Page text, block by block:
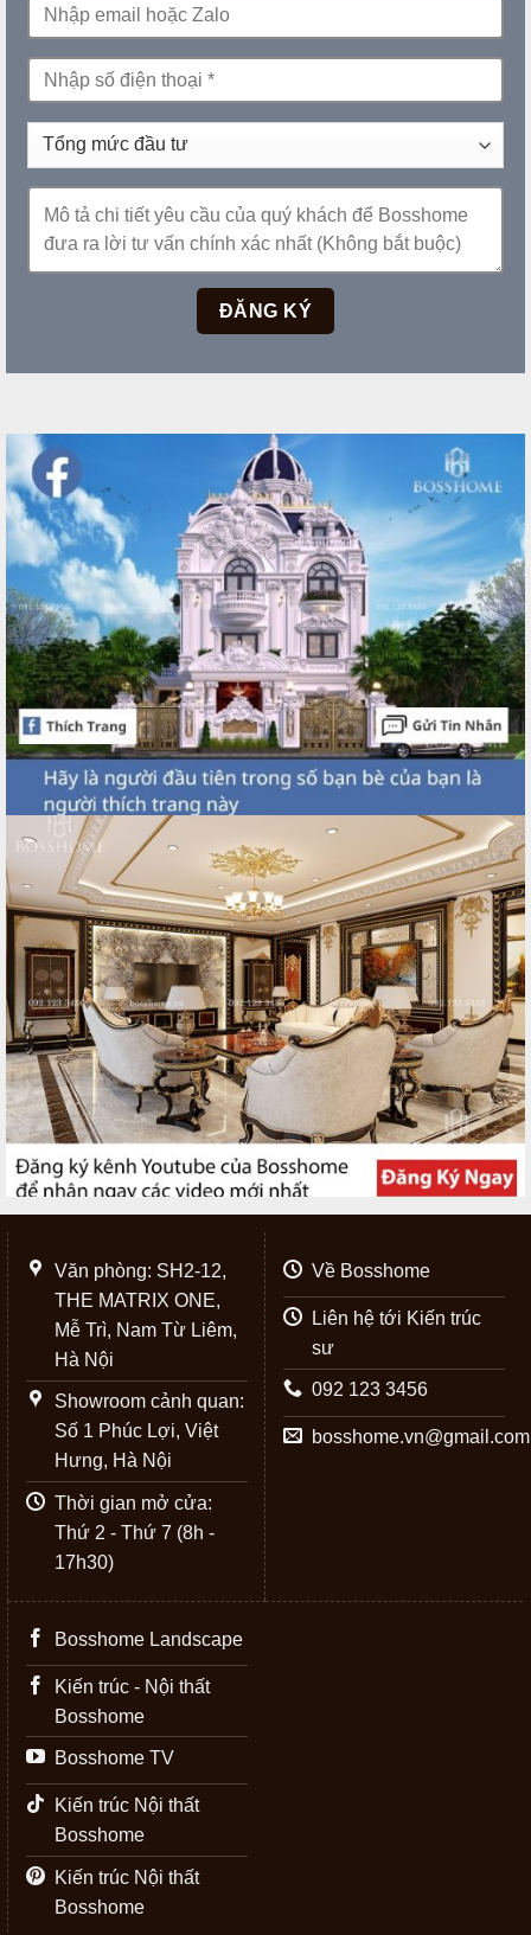
Văn phòng: SH2-12,
THE MATRIX ONE,
Mễ Trì, Nam Từ Liêm,
Hà Nội
Showroom cảnh quan:
Số 1 Phúc Lợi, Việt
Hưng, Hà Nội
Thời gian mở cửa:
Thứ 2 - Thứ 7 (8h -
17h30)
Về Bosshome
Liên hệ tới Kiến trúc
sư
092 123 3456
bosshome.vn@gmail.com
Bosshome Landscape
Kiến trúc - Nội thất
Bosshome
Bosshome TV
Kiến trúc Nội thất
Bosshome
Kiến trúc Nội thất
Bosshome